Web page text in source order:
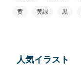
黄 黄緑 黒
人気イラスト